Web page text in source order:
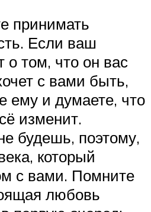
принимать
Если ваш
о том, что он вас
с вами быть,
ему и думаете, что
изменит.
будешь, поэтому,
который
с вами. Помните
любовь